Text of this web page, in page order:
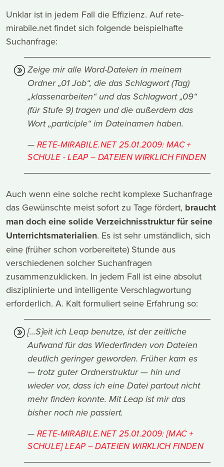
Unklar ist in jedem Fall die Effizienz. Auf rete-
mirabile.net findet sich folgende beispielhafte
Suchanfrage:
Zeige mir alle Word-Dateien in meinem
Ordner „01 Job“, die das Schlagwort (Tag)
„klassenarbeiten“ und das Schlagwort „09“
(für Stufe 9) tragen und die außerdem das
Wort „participle“ im Dateinamen haben.
RETE-MIRABILE.NET 25.01.2009: MAC +
SCHULE - LEAP – DATEIEN WIRKLICH FINDEN
Auch wenn eine solche recht komplexe Suchanfrage
das Gewünschte meist sofort zu Tage fördert, braucht
man doch eine solide Verzeichnisstruktur für seine
Unterrichtsmaterialien. Es ist sehr umständlich, sich
eine (früher schon vorbereitete) Stunde aus
verschiedenen solcher Suchanfragen
zusammenzuklicken. In jedem Fall ist eine absolut
disziplinierte und intelligente Verschlagwortung
erforderlich. A. Kalt formuliert seine Erfahrung so:
[...S]eit ich Leap benutze, ist der zeitliche
Aufwand für das Wiederfinden von Dateien
deutlich geringer geworden. Früher kam es
— trotz guter Ordnerstruktur — hin und
wieder vor, dass ich eine Datei partout nicht
mehr finden konnte. Mit Leap ist mir das
bisher noch nie passiert.
RETE-MIRABILE.NET 25.01.2009: [MAC +
SCHULE] LEAP – DATEIEN WIRKLICH FINDEN